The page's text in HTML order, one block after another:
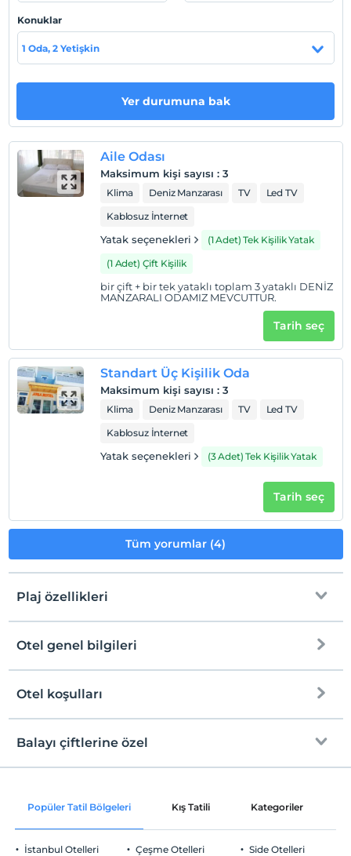
Tesis lokasyon bilgileri
Motelimiz avşa merkezde sahile sıfır konumda,iskele
meydanına 10 dk. yürüme mesafesinde bulunmaktadır.
Yenilenen odaları ve eşyaları ile 2018 yaz sezonunda
Haritada Göster
Evcil hayvan kabul edilmemektedir.
Sigara
Odalarda sigara içilmez
Her bir oda için 3 yaşına kadar 1 çocuk ücretsizdir
Konuklar
1 Oda, 2 Yetişkin
Yer durumuna bak
Aile Odası
Maksimum kişi sayısı : 3
Klima Deniz Manzarası TV
Led TV
Kablosuz İnternet
Yatak seçenekleri
(1 Adet) Tek Kişilik Yatak
(1 Adet) Çift Kişilik
bir çift + bir tek yataklı toplam 3 yataklı DENİZ
MANZARALI ODAMIZ MEVCUTTUR.
Tarih seç
Standart Üç Kişilik Oda
Maksimum kişi sayısı : 3
Klima Deniz Manzarası TV
Led TV
Kablosuz İnternet
Yatak seçenekleri (3 Adet) Tek Kişilik Yatak
Tarih seç
Tüm yorumlar (4)
Plaj özellikleri
Plaja
Kum plaj
Otel genel bilgileri
Ücretsiz Wi-fi
Otel koşulları
Check/in
En erken saat 12:00 ve sonrası
Check/out
Evcil Hayvan
Sigara
Balayı çiftlerine özel
Oda süslemesi
Gül yaprakları ile süsleme
Popüler Tatil Bölgeleri Kış Tatili Kategoriler
İstanbul Otelleri Çeşme Otelleri Side Otelleri